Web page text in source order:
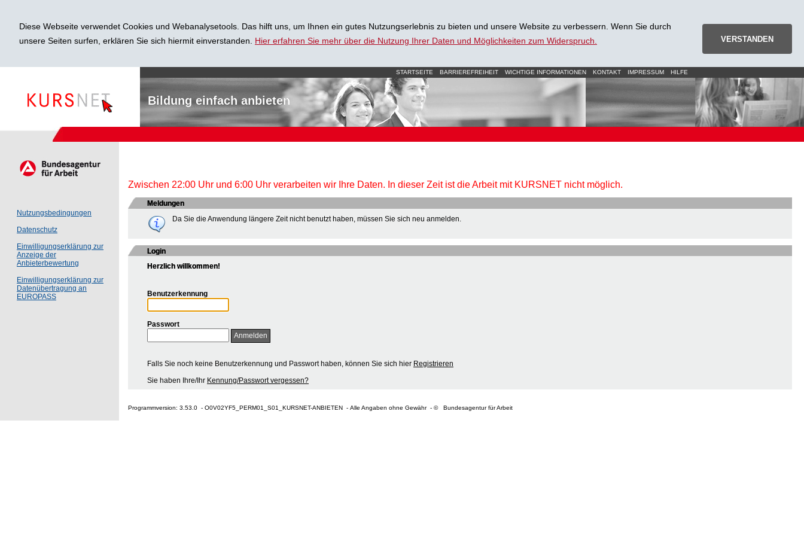
Diese Webseite verwendet Cookies und Webanalysetools. Das hilft uns, um Ihnen ein gutes Nutzungserlebnis zu bieten und unsere Website zu verbessern. Wenn Sie durch
unsere Seiten surfen, erklären Sie sich hiermit einverstanden. Hier erfahren Sie mehr über die Nutzung Ihrer Daten und Möglichkeiten zum Widerspruch. VERSTANDEN
STARTSEITE BARRIEREFREIHEIT WICHTIGE INFORMATIONEN KONTAKT IMPRESSUM HILFE
Bildung einfach anbieten
Nutzungsbedingungen
Datenschutz
Einwilligungserklärung zur
Anzeige der
Anbieterbewertung
Einwilligungserklärung zur
Datenübertragung an
EUROPASS
Zwischen 22:00 Uhr und 6:00 Uhr verarbeiten wir Ihre Daten. In dieser Zeit ist die Arbeit mit KURSNET nicht möglich.
Meldungen
Da Sie die Anwendung längere Zeit nicht benutzt haben, müssen Sie sich neu anmelden.
Login
Herzlich willkommen!
Benutzerkennung
Passwort
Falls Sie noch keine Benutzerkennung und Passwort haben, können Sie sich hier Registrieren
Sie haben Ihre/Ihr Kennung/Passwort vergessen?
Programmversion: 3.53.0 - O0V02YF5_PERM01_S01_KURSNET-ANBIETEN - Alle Angaben ohne Gewähr - © Bundesagentur für Arbeit